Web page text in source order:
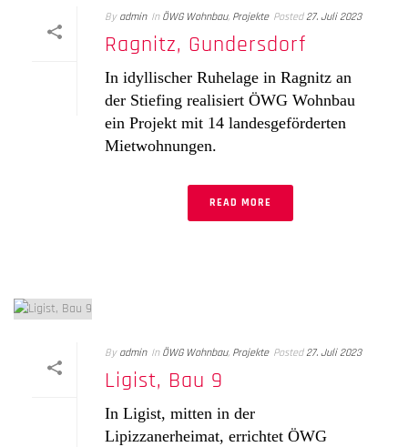
By admin In ÖWG Wohnbau, Projekte Posted 27. Juli 2023
Ragnitz, Gundersdorf
In idyllischer Ruhelage in Ragnitz an
der Stiefing realisiert ÖWG Wohnbau
ein Projekt mit 14 landesgeförderten
Mietwohnungen.
READ MORE
By admin In ÖWG Wohnbau, Projekte Posted 27. Juli 2023
Ligist, Bau 9
In Ligist, mitten in der
Lipizzanerheimat, errichtet ÖWG